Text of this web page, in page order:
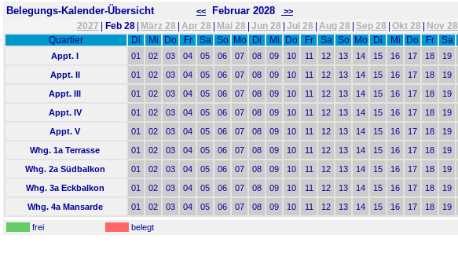
Belegungs-Kalender-Übersicht << Februar 2028 >>
2027 Feb 28 März 28 Apr 28 Mai 28 Jun 28 Jul 28 Aug 28 Sep 28 Okt 28 Nov 28
Quartier
Di Mi Do Fr Sa So Mo Di Mi Do Fr Sa So Mo Di Mi Do Fr Sa
Appt. I 01 02 03 04 05 06 07 08 09 10 11 12 13 14 15 16 17 18 19
Appt. II
01 02 03 04 05 06 07 08 09 10 11 12 13 14 15 16 17 18 19
Appt. III
01 02 03 04 05 06 07 08 09 10 11 12 13 14 15 16 17 18 19
Appt. IV
01 02 03 04 05 06 07 08 09 10 11 12 13 14 15 16 17 18 19
Appt. V
01 02 03 04 05 06 07 08 09 10 11 12 13 14 15 16 17 18 19
Whg. 1a Terrasse
01 02 03 04 05 06 07 08 09 10 11 12 13 14 15 16 17 18 19
Whg. 2a Südbalkon
01 02 03 04 05 06 07 08 09 10 11 12 13 14 15 16 17 18 19
Whg. 3a Eckbalkon
01 02 03 04 05 06 07 08 09 10 11 12 13 14 15 16 17 18 19
Whg. 4a Mansarde
01 02 03 04 05 06 07 08 09 10 11 12 13 14 15 16 17 18 19
frei belegt